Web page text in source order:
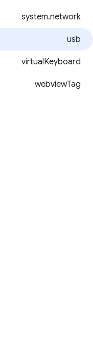
system.network
usb
virtualKeyboard
webviewTag